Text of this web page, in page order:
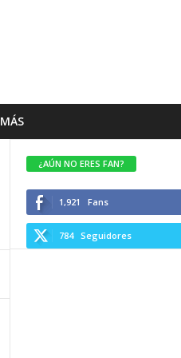
MÁS
¿AÚN NO ERES FAN?
1,921 Fans
784 Seguidores